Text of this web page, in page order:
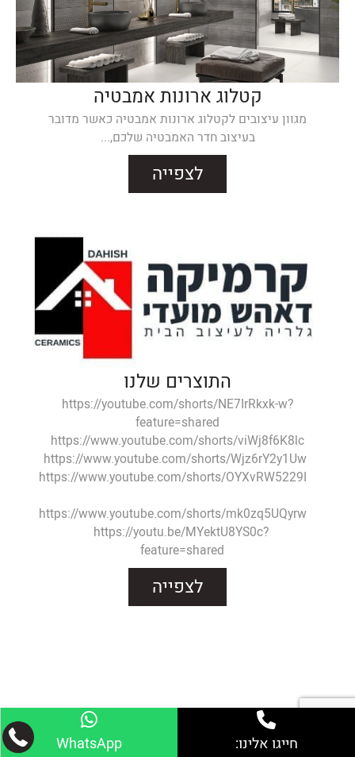
קטלוג ארונות אמבטיה
מגוון עיצובים לקטלוג ארונות אמבטיה כאשר מדובר
בעיצוב חדר האמבטיה שלכם,...
לצפייה
התוצרים שלנו
https://youtube.com/shorts/NE7IrRkxk-w?
feature=shared
https://www.youtube.com/shorts/viWj8f6K8lc
https://www.youtube.com/shorts/Wjz6rY2y1Uw
https://www.youtube.com/shorts/OYXvRW5229I
https://www.youtube.com/shorts/mk0zq5UQyrw
https://youtu.be/MYektU8YS0c?
feature=shared
לצפייה
חייגו אלינו: WhatsApp